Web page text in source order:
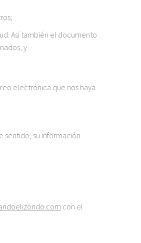
Así también el documento
y
electrónica que nos haya
sentido, su información
con el